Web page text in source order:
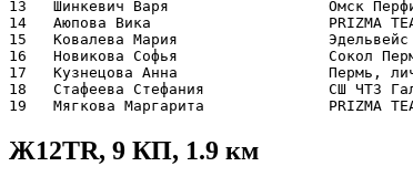
13   Шинкевич Варя                  Омск
14   Аюпова Вика                    PRIZMA
15   Ковалева Мария
16   Новикова Софья                 Сокол
17   Кузнецова Анна
18   Стафеева Стефания
Ж12TR, 9 КП, 1.9 км